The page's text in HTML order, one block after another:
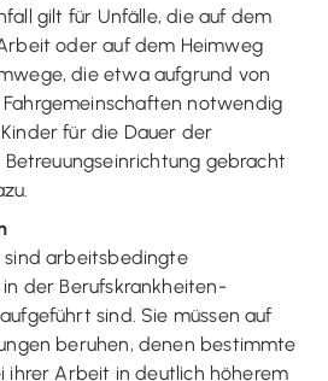
gilt für Unfälle, die auf dem
oder auf dem Heimweg
die etwa aufgrund von
notwendig
für die Dauer der
gebracht
sind arbeitsbedingte
der Berufskrankheiten-
sind. Sie müssen auf
beruhen, denen bestimmte
ihrer Arbeit in deutlich höherem